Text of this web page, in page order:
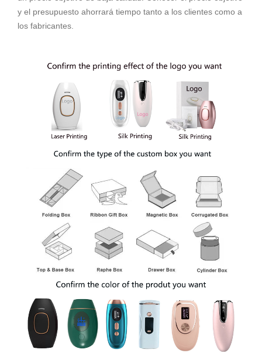
y el presupuesto ahorrará tiempo tanto a los clientes como a
los fabricantes.